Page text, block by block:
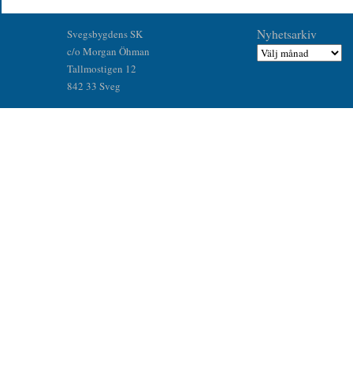
Svegsbygdens SK
c/o Morgan Öhman
Tallmostigen 12
842 33 Sveg
Nyhetsarkiv